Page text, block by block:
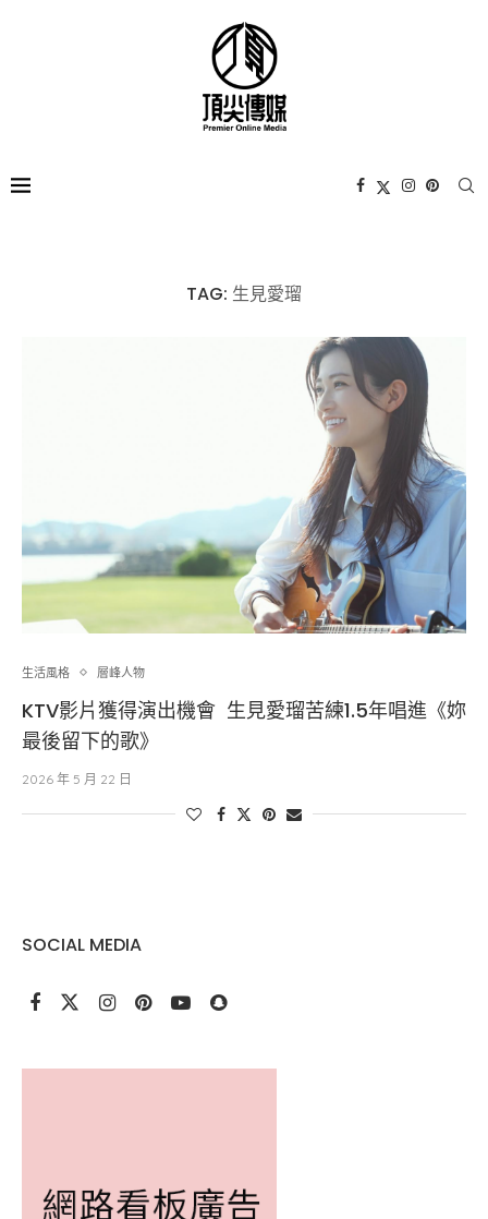
TAG: 生見愛瑠
生活風格 層峰⼈物
KTV影片獲得演出機會 生見愛瑠苦練1.5年唱進《妳
最後留下的歌》
2026 年 5 月 22 日
SOCIAL MEDIA